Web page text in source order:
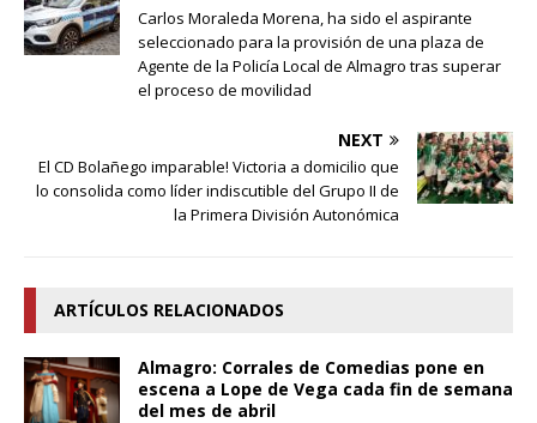
Carlos Moraleda Morena, ha sido el aspirante
seleccionado para la provisión de una plaza de
Agente de la Policía Local de Almagro tras superar
el proceso de movilidad
NEXT
El CD Bolañego imparable! Victoria a domicilio que
lo consolida como líder indiscutible del Grupo II de
la Primera División Autonómica
ARTÍCULOS RELACIONADOS
Almagro: Corrales de Comedias pone en
escena a Lope de Vega cada fin de semana
del mes de abril